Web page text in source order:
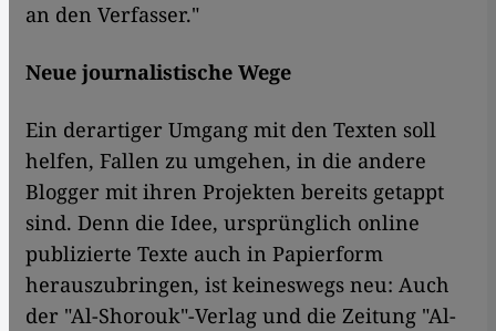
an den Verfasser."
Neue journalistische Wege
Ein derartiger Umgang mit den Texten soll
helfen, Fallen zu umgehen, in die andere
Blogger mit ihren Projekten bereits getappt
sind. Denn die Idee, ursprünglich online
publizierte Texte auch in Papierform
herauszubringen, ist keineswegs neu: Auch
der "Al-Shorouk"-Verlag und die Zeitung "Al-